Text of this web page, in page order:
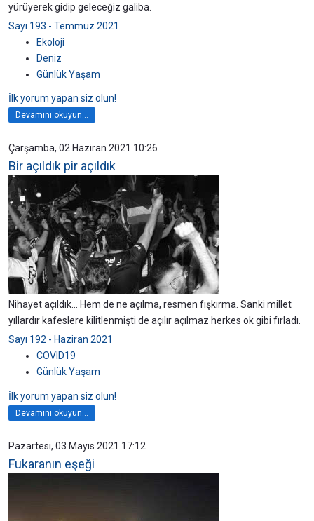
yürüyerek gidip geleceğiz galiba.
Sayı 193 - Temmuz 2021
Ekoloji
Deniz
Günlük Yaşam
İlk yorum yapan siz olun!
Devamını okuyun...
Çarşamba, 02 Haziran 2021 10:26
Bir açıldık pir açıldık
Nihayet açıldık... Hem de ne açılma, resmen fışkırma. Sanki millet
yıllardır kafeslere kilitlenmişti de açılır açılmaz herkes ok gibi fırladı.
Sayı 192 - Haziran 2021
COVID19
Günlük Yaşam
İlk yorum yapan siz olun!
Devamını okuyun...
Pazartesi, 03 Mayıs 2021 17:12
Fukaranın eşeği